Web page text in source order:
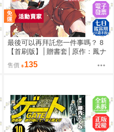
最後可以再拜託您一件事嗎？ 8
【首刷版】│贈書套│原作：鳳ナ
ナ漫畫：ほおのきソラ│長鴻漫畫
│BJ4動漫
售價 135